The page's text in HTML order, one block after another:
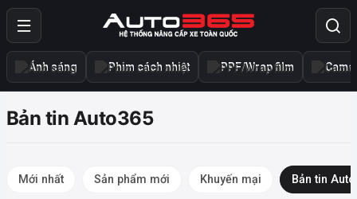
Ánh sáng Phim cách nhiệt PPF/Wrap film
Bản tin Auto365
Mới nhất Sản phẩm mới Khuyến mại Bản tin